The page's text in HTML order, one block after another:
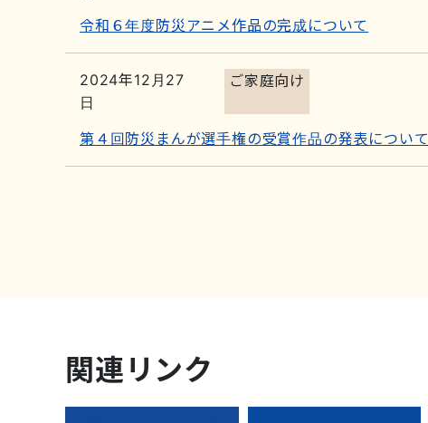
令和６年度防災アニメ作品の完成について
2024年12月27
日
ご家庭向け
第４回防災まんが選手権の受賞作品の発表について
関連リンク